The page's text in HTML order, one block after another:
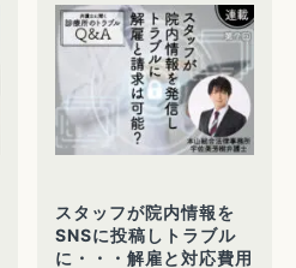
スタッフが院内情報を
SNSに投稿しトラブル
に・・・解雇と対応費用